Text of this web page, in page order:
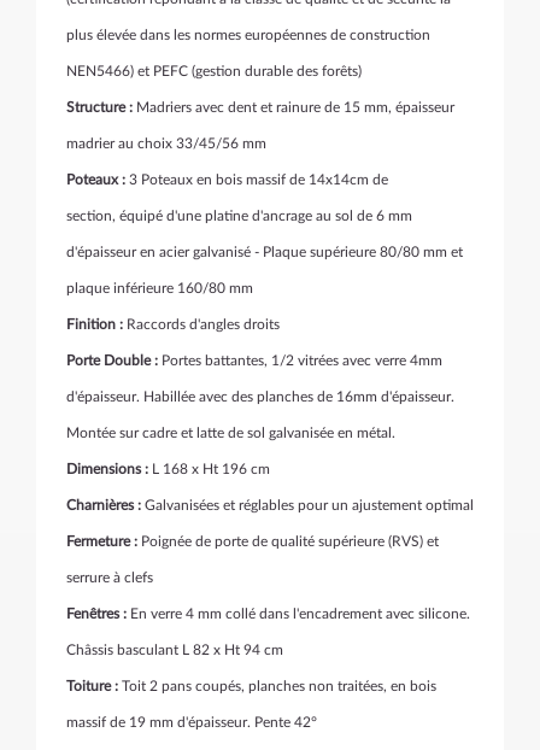
plus élevée dans les normes européennes de construction
NEN5466) et PEFC (gestion durable des forêts)
Structure : Madriers avec dent et rainure de 15 mm, épaisseur
madrier au choix 33/45/56 mm
Poteaux : 3 Poteaux en bois massif de 14x14cm de
section, équipé d'une platine d'ancrage au sol de 6 mm
d'épaisseur en acier galvanisé - Plaque supérieure 80/80 mm et
plaque inférieure 160/80 mm
Finition : Raccords d'angles droits
Porte Double : Portes battantes, 1/2 vitrées avec verre 4mm
d'épaisseur. Habillée avec des planches de 16mm d'épaisseur.
Montée sur cadre et latte de sol galvanisée en métal.
Dimensions : L 168 x Ht 196 cm
Charnières : Galvanisées et réglables pour un ajustement optimal
Fermeture : Poignée de porte de qualité supérieure (RVS) et
serrure à clefs
Fenêtres : En verre 4 mm collé dans l'encadrement avec silicone.
Châssis basculant L 82 x Ht 94 cm
Toiture : Toit 2 pans coupés, planches non traitées, en bois
massif de 19 mm d'épaisseur. Pente 42°